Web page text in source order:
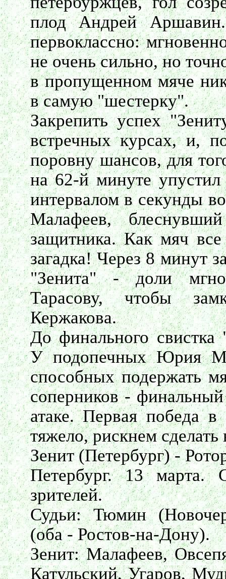
плод Андрей
первоклассно:
не очень сильно, но
в пропущенном мяче
в самую "шестерку".
Закрепить успех
встречных курсах, и,
поровну шансов, для
на 62-й минуте
интервалом в секунды
Малафеев,
защитника. Как мяч
загадка! Через 8 минут
"Зенита" - доли
Тарасову, чтобы
Кержакова.
До финального свистка
У подопечных Юрия
способных подержать
соперников - финальный
атаке. Первая победа в
тяжело, рискнем
Зенит (Петербург) -
Петербург. 13 марта.
зрителей.
Судьи: Тюмин
(оба - Ростов-на-Дону).
Зенит: Малафеев,
Катульский, Угаров,